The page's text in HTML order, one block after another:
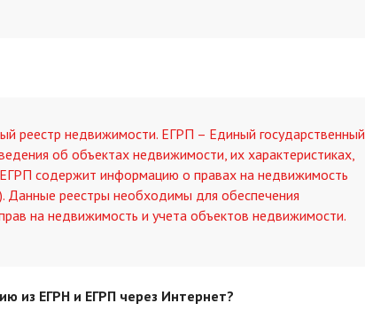
реестр недвижимости. ЕГРП – Единый государственный
об объектах недвижимости, их характеристиках,
содержит информацию о правах на недвижимость
Данные реестры необходимы для обеспечения
на недвижимость и учета объектов недвижимости.
из ЕГРН и ЕГРП через Интернет?